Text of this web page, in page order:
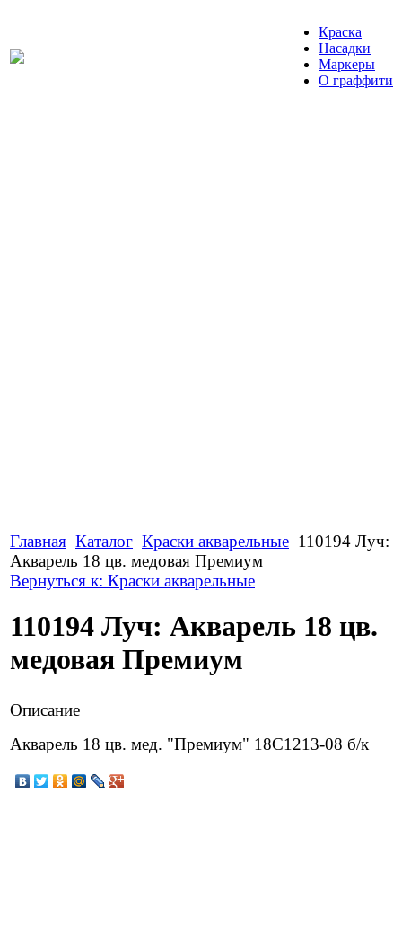
Краска
Насадки
Маркеры
О граффити
Главная Каталог Краски акварельные 110194 Луч:
Акварель 18 цв. медовая Премиум
Вернуться к: Краски акварельные
110194 Луч: Акварель 18 цв.
медовая Премиум
Описание
Акварель 18 цв. мед. "Премиум" 18С1213-08 б/к